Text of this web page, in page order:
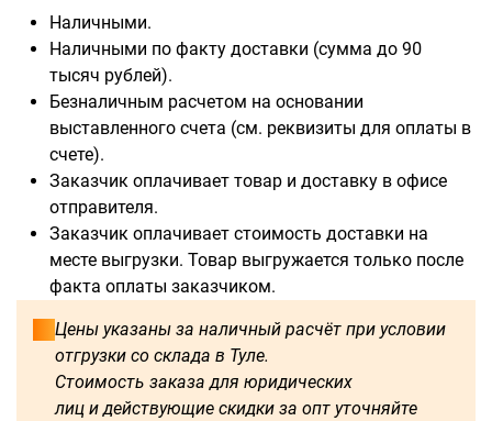
Наличными.
Наличными по факту доставки (сумма до 90
тысяч рублей).
Безналичным расчетом на основании
выставленного счета (см. реквизиты для оплаты в
счете).
Заказчик оплачивает товар и доставку в офисе
отправителя.
Заказчик оплачивает стоимость доставки на
месте выгрузки. Товар выгружается только после
факта оплаты заказчиком.
Цены указаны за наличный расчёт при условии
отгрузки со склада в Туле.
Стоимость заказа для юридических
лиц и действующие скидки за опт уточняйте